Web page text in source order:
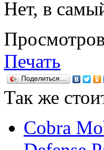
Нет, в
Печать
Поделиться…
Так же
Cobra